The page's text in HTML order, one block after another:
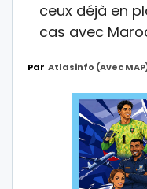
ceux déjà en
cas avec
Par Atlasinfo (avec